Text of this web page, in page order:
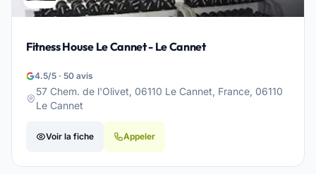
Fitness House Le Cannet - Le Cannet
4.5/5 · 50 avis
57 Chem. de l'Olivet, 06110 Le Cannet, France, 06110
Le Cannet
Voir la fiche Appeler